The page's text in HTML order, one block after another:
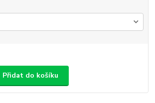
Přidat do košíku